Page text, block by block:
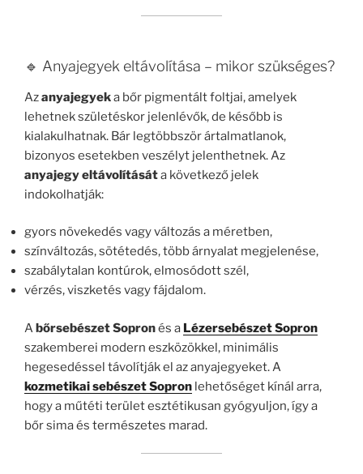
🔹 Anyajegyek eltávolítása – mikor szükséges?
Azanyajegyeka bőr pigmentált foltjai, amelyek
lehetnek születéskor jelenlévők, de később is
kialakulhatnak. Bár legtöbbször ártalmatlanok,
bizonyos esetekben veszélyt jelenthetnek. Az
anyajegy eltávolításáta következő jelek
indokolhatják:
gyors növekedés vagy változás a méretben,
színváltozás, sötétedés, több árnyalat megjelenése,
szabálytalan kontúrok, elmosódott szél,
vérzés, viszketés vagy fájdalom.
Abőrsebészet Sopronés a Lézersebészet Sopron
szakemberei modern eszközökkel, minimális
hegesedéssel távolítják el az anyajegyeket. A
kozmetikai sebészet Sopron lehetőséget kínál arra,
hogy a műtéti terület esztétikusan gyógyuljon, így a
bőr sima és természetes marad.